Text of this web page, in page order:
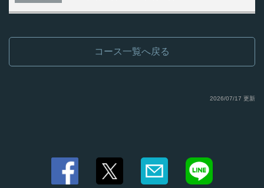
ぶどうソーダ/オレンジジュース/トマトジュース
・☆プレミアム飲み放題《ビール》コース一覧へ戻る
2026/07/17 更新